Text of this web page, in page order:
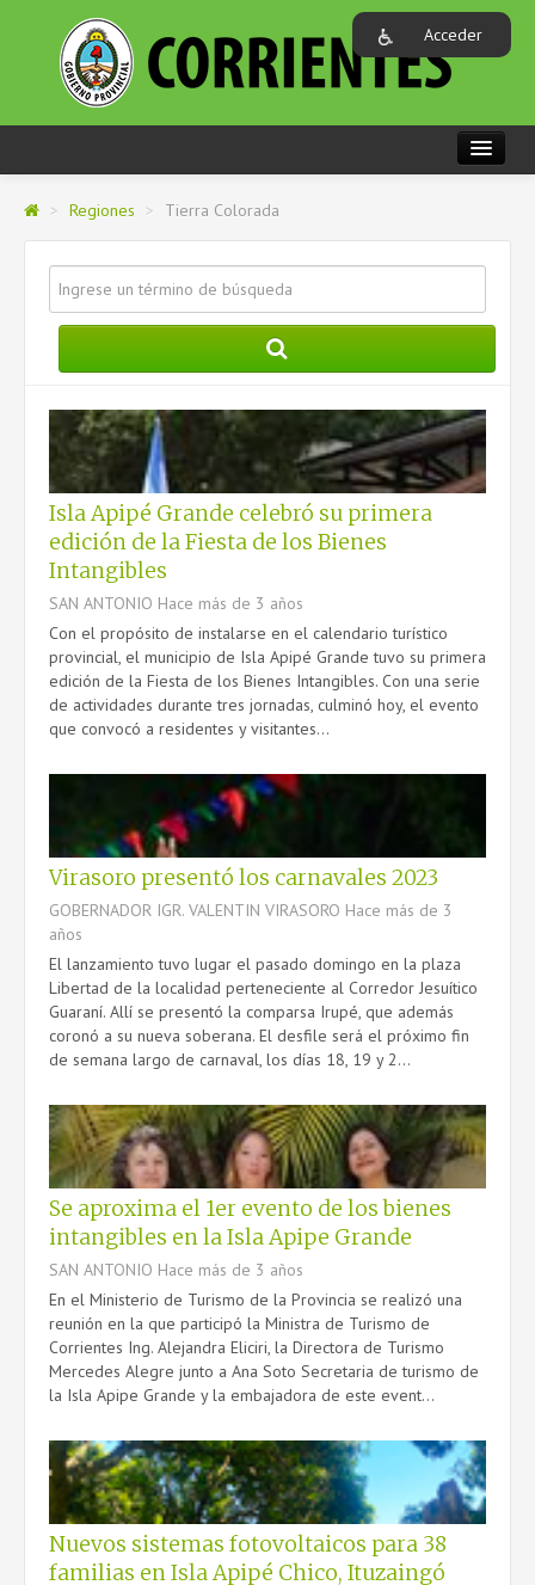
Acceder
AREAS
GOBIERNO
ORGANISMOS
CARACTERIZACIÓN DE MUNICIPIOS
CONTACTO
> Regiones > Tierra Colorada
Isla Apipé Grande celebró su primera
edición de la Fiesta de los Bienes
Intangibles
SAN ANTONIO Hace más de 3 años
Con el propósito de instalarse en el calendario turístico
provincial, el municipio de Isla Apipé Grande tuvo su primera
edición de la Fiesta de los Bienes Intangibles. Con una serie
de actividades durante tres jornadas, culminó hoy, el evento
que convocó a residentes y visitantes...
Virasoro presentó los carnavales 2023
GOBERNADOR IGR. VALENTIN VIRASORO Hace más de 3
años
El lanzamiento tuvo lugar el pasado domingo en la plaza
Libertad de la localidad perteneciente al Corredor Jesuítico
Guaraní. Allí se presentó la comparsa Irupé, que además
coronó a su nueva soberana. El desfile será el próximo fin
de semana largo de carnaval, los días 18, 19 y 2...
Se aproxima el 1er evento de los bienes
intangibles en la Isla Apipe Grande
SAN ANTONIO Hace más de 3 años
En el Ministerio de Turismo de la Provincia se realizó una
reunión en la que participó la Ministra de Turismo de
Corrientes Ing. Alejandra Eliciri, la Directora de Turismo
Mercedes Alegre junto a Ana Soto Secretaria de turismo de
la Isla Apipe Grande y la embajadora de este event...
Nuevos sistemas fotovoltaicos para 38
familias en Isla Apipé Chico, Ituzaingó